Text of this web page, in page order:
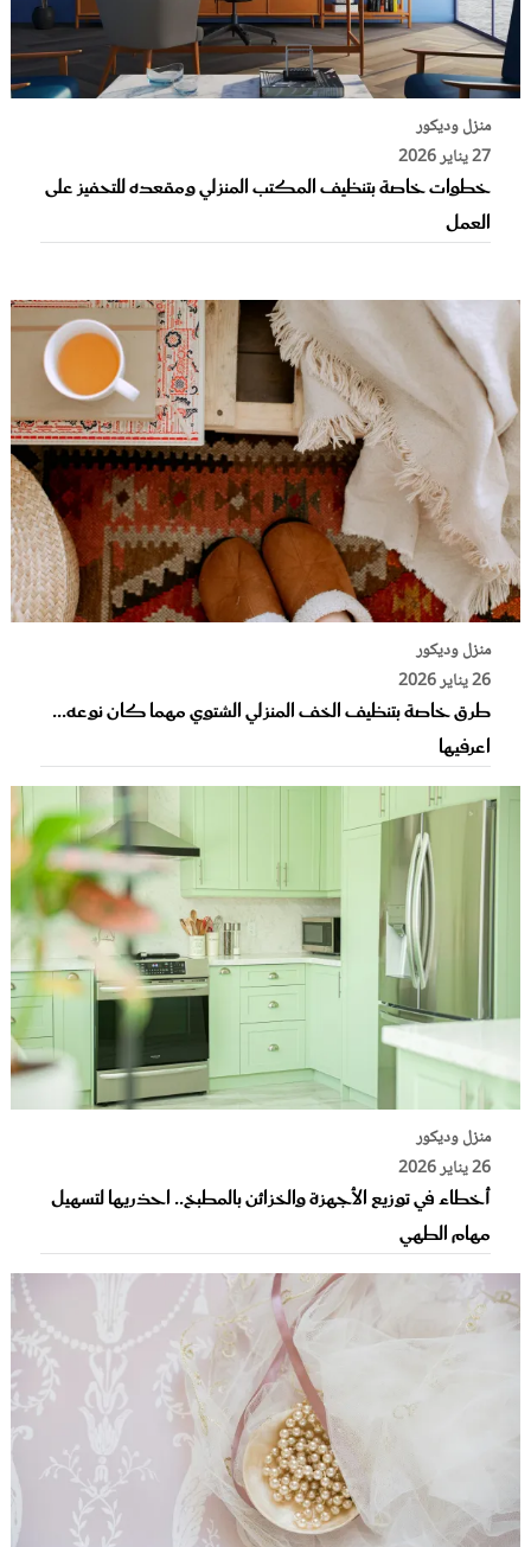
منزل وديكور
27 يناير 2026
خطوات خاصة بتنظيف المكتب المنزلي ومقعده للتحفيز على
العمل
منزل وديكور
26 يناير 2026
طرق خاصة بتنظيف الخف المنزلي الشتوي مهما كان نوعه...
اعرفيها
منزل وديكور
26 يناير 2026
أخطاء في توزيع الأجهزة والخزائن بالمطبخ.. احذريها لتسهيل
مهام الطهي